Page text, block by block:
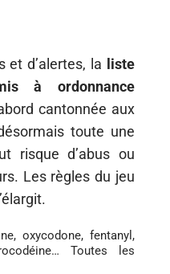
et d’alertes, la liste
à ordonnance
cantonnée aux
toute une
risque d’abus ou
Les règles du jeu
oxycodone, fentanyl,
Toutes les